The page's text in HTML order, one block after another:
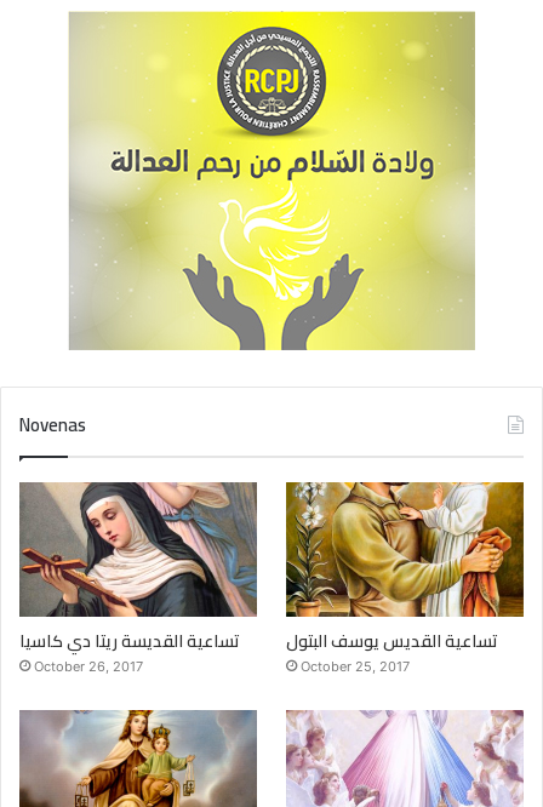
Novenas
تساعية القديسة ريتا دي كاسيا
October 26, 2017
تساعية القديس يوسف البتول
October 25, 2017